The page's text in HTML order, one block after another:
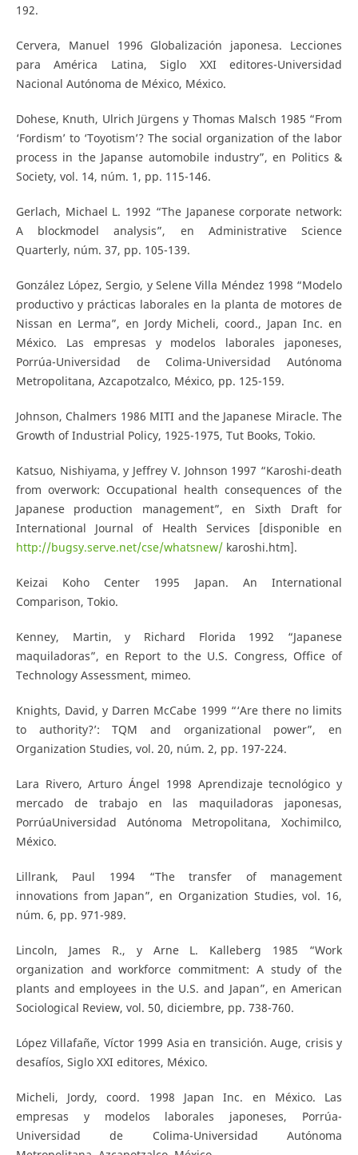
192.
Cervera, Manuel 1996 Globalización japonesa. Lecciones
para América Latina, Siglo XXI editores-Universidad
Nacional Autónoma de México, México.
Dohese, Knuth, Ulrich Jürgens y Thomas Malsch 1985 “From
‘Fordism’ to ‘Toyotism’? The social organization of the labor
process in the Japanse automobile industry”, en Politics &
Society, vol. 14, núm. 1, pp. 115-146.
Gerlach, Michael L. 1992 “The Japanese corporate network:
A blockmodel analysis”, en Administrative Science
Quarterly, núm. 37, pp. 105-139.
González López, Sergio, y Selene Villa Méndez 1998 “Modelo
productivo y prácticas laborales en la planta de motores de
Nissan en Lerma”, en Jordy Micheli, coord., Japan Inc. en
México. Las empresas y modelos laborales japoneses,
Porrúa-Universidad de Colima-Universidad Autónoma
Metropolitana, Azcapotzalco, México, pp. 125-159.
Johnson, Chalmers 1986 MITI and the Japanese Miracle. The
Growth of Industrial Policy, 1925-1975, Tut Books, Tokio.
Katsuo, Nishiyama, y Jeffrey V. Johnson 1997 “Karoshi-death
from overwork: Occupational health consequences of the
Japanese production management”, en Sixth Draft for
International Journal of Health Services [disponible en
http://bugsy.serve.net/cse/whatsnew/karoshi.htm].
Keizai Koho Center 1995 Japan. An International
Comparison, Tokio.
Kenney, Martin, y Richard Florida 1992 “Japanese
maquiladoras”, en Report to the U.S. Congress, Office of
Technology Assessment, mimeo.
Knights, David, y Darren McCabe 1999 “‘Are there no limits
to authority?’: TQM and organizational power”, en
Organization Studies, vol. 20, núm. 2, pp. 197-224.
Lara Rivero, Arturo Ángel 1998 Aprendizaje tecnológico y
mercado de trabajo en las maquiladoras japonesas,
PorrúaUniversidad Autónoma Metropolitana, Xochimilco,
México.
Lillrank, Paul 1994 “The transfer of management
innovations from Japan”, en Organization Studies, vol. 16,
núm. 6, pp. 971-989.
Lincoln, James R., y Arne L. Kalleberg 1985 “Work
organization and workforce commitment: A study of the
plants and employees in the U.S. and Japan”, en American
Sociological Review, vol. 50, diciembre, pp. 738-760.
López Villafañe, Víctor 1999 Asia en transición. Auge, crisis y
desafíos, Siglo XXI editores, México.
Micheli, Jordy, coord. 1998 Japan Inc. en México. Las
empresas y modelos laborales japoneses, Porrúa-
Universidad de Colima-Universidad Autónoma